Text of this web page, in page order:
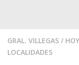
GRAL. VILLEGAS / HOY
LOCALIDADES